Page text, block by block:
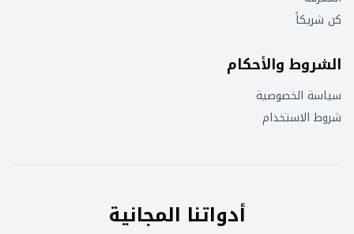
كن شريكاً
الشروط والأحكام
سياسة الخصوصية
شروط الاستخدام
أدواتنا المجانية